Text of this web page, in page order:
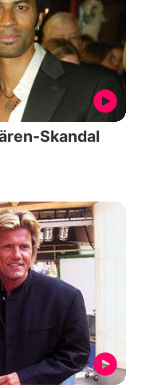
Skandal